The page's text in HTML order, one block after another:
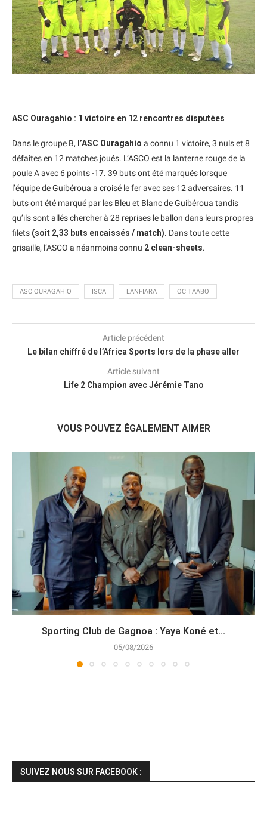
ASC Ouragahio : 1 victoire en 12 rencontres disputées
Dans le groupe B, l’ASC Ouragahio a connu 1 victoire, 3 nuls et 8
défaites en 12 matches joués. L’ASCO est la lanterne rouge de la
poule A avec 6 points -17. 39 buts ont été marqués lorsque
l’équipe de Guibéroua a croisé le fer avec ses 12 adversaires. 11
buts ont été marqué par les Bleu et Blanc de Guibéroua tandis
qu’ils sont allés chercher à 28 reprises le ballon dans leurs propres
filets (soit 2,33 buts encaissés / match). Dans toute cette
grisaille, l’ASCO a néanmoins connu 2 clean-sheets.
ASC OURAGAHIO ISCA LANFIARA OC TAABO
Article précédent
Le bilan chiffré de l’Africa Sports lors de la phase aller
Article suivant
Life 2 Champion avec Jérémie Tano
VOUS POUVEZ ÉGALEMENT AIMER
Sporting Club de Gagnoa : Yaya Koné et...
05/08/2026
SUIVEZ NOUS SUR FACEBOOK :